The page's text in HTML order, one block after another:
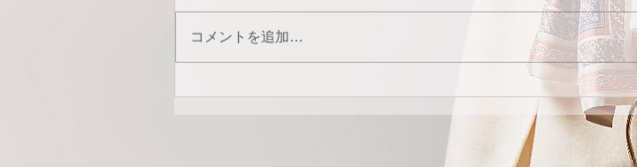
コメントを追加…